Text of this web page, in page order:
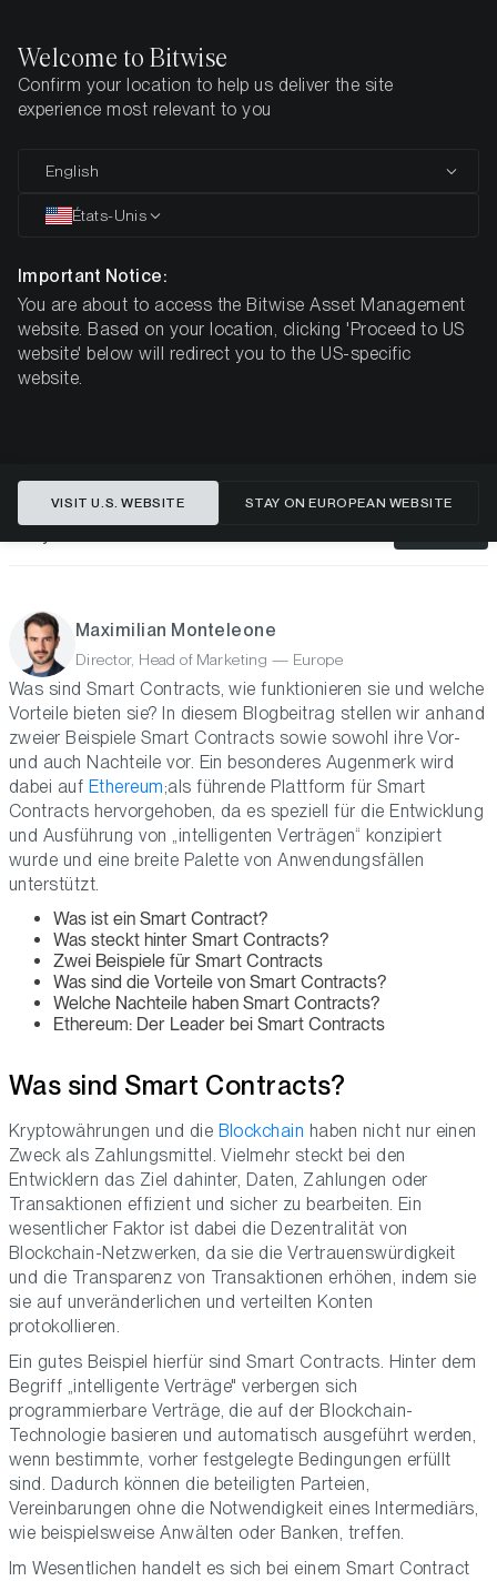
Page d'accueil Apprendre Recherche
Was sind Smart Contracts?
Maximilian Monteleone
Director, Head of Marketing — Europe
Was sind Smart Contracts, wie funktionieren sie und welche
Vorteile bieten sie? In diesem Blogbeitrag stellen wir anhand
zweier Beispiele Smart Contracts sowie sowohl ihre Vor-
und auch Nachteile vor. Ein besonderes Augenmerk wird
dabei auf Ethereum;als führende Plattform für Smart
Contracts hervorgehoben, da es speziell für die Entwicklung
und Ausführung von „intelligenten Verträgen“ konzipiert
wurde und eine breite Palette von Anwendungsfällen
unterstützt.
Was ist ein Smart Contract?
Was steckt hinter Smart Contracts?
Zwei Beispiele für Smart Contracts
Was sind die Vorteile von Smart Contracts?
Welche Nachteile haben Smart Contracts?
Ethereum: Der Leader bei Smart Contracts
Was sind Smart Contracts?
Kryptowährungen und die Blockchain haben nicht nur einen
Zweck als Zahlungsmittel. Vielmehr steckt bei den
Entwicklern das Ziel dahinter, Daten, Zahlungen oder
Transaktionen effizient und sicher zu bearbeiten. Ein
wesentlicher Faktor ist dabei die Dezentralität von
Blockchain-Netzwerken, da sie die Vertrauenswürdigkeit
und die Transparenz von Transaktionen erhöhen, indem sie
sie auf unveränderlichen und verteilten Konten
protokollieren.
Ein gutes Beispiel hierfür sind Smart Contracts. Hinter dem
Begriff „intelligente Verträge" verbergen sich
programmierbare Verträge, die auf der Blockchain-
Technologie basieren und automatisch ausgeführt werden,
wenn bestimmte, vorher festgelegte Bedingungen erfüllt
sind. Dadurch können die beteiligten Parteien,
Vereinbarungen ohne die Notwendigkeit eines Intermediärs,
wie beispielsweise Anwälten oder Banken, treffen.
Im Wesentlichen handelt es sich bei einem Smart Contract
Welcome to Bitwise
Confirm your location to help us deliver the site
experience most relevant to you
English
États-Unis
Important Notice:
You are about to access the Bitwise Asset Management
website. Based on your location, clicking 'Proceed to US
website' below will redirect you to the US-specific
website.
VISIT U.S. WEBSITE STAY ON EUROPEAN WEBSITE